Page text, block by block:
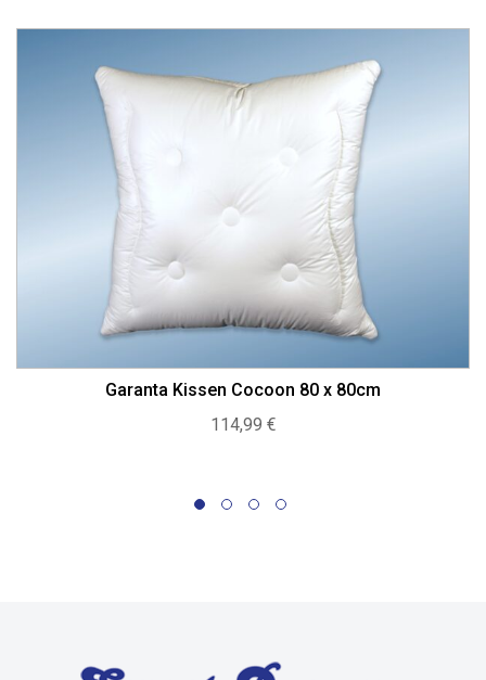
Garanta Kissen Cocoon 80 x 80cm
114,99 €